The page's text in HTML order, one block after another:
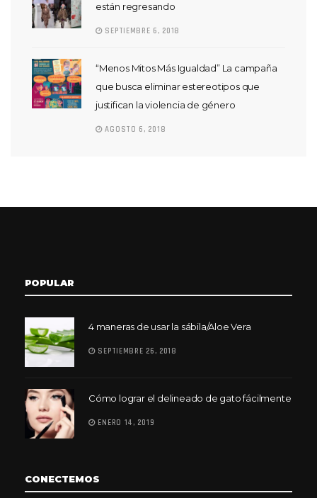
están regresando
SEPTIEMBRE 6, 2018
“Menos Mitos Más Igualdad” La campaña
que busca eliminar estereotipos que
justifican la violencia de género
AGOSTO 6, 2018
POPULAR
4 maneras de usar la sábila/Aloe Vera
SEPTIEMBRE 26, 2018
Cómo lograr el delineado de gato fácilmente
ENERO 14, 2019
CONECTEMOS